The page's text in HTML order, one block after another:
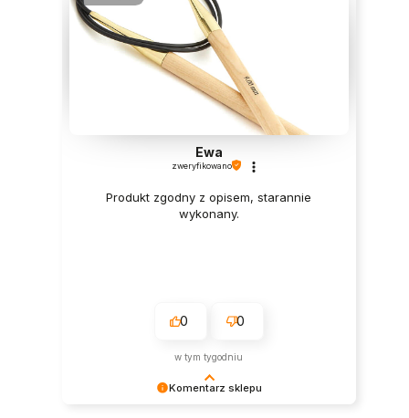
Komentarz sklepu
Ewa
zweryfikowano
Produkt zgodny z opisem, starannie
wykonany.
0 0
w tym tygodniu